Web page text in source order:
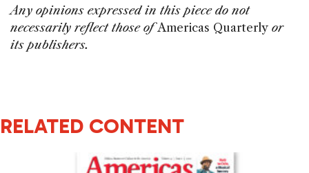
Any opinions expressed in this piece do not
necessarily reflect those ofAmericas Quarterly or
its publishers.
RELATED CONTENT